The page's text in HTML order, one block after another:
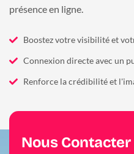
présence en ligne.
Boostez votre visibilité et
Connexion directe avec un
Renforce la crédibilité et
Nous Contacter